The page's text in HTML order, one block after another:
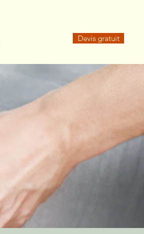
Devis gratuit